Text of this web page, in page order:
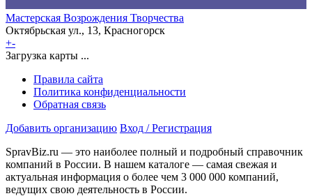
Мастерская Возрождения Творчества
Октябрьская ул., 13, Красногорск
+-
Загрузка карты ...
Правила сайта
Политика конфиденциальности
Обратная связь
Добавить организацию Вход / Регистрация
SpravBiz.ru — это наиболее полный и подробный справочник
компаний в России. В нашем каталоге — самая свежая и
актуальная информация о более чем 3 000 000 компаний,
ведущих свою деятельность в России.